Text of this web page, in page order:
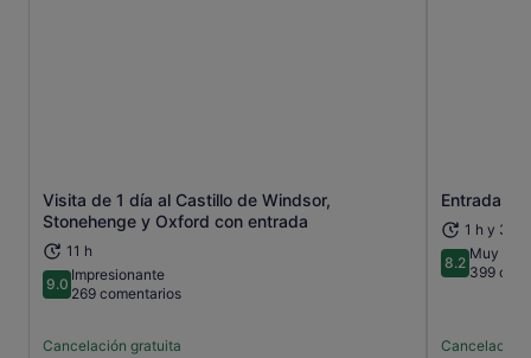
Visita de 1 día al Castillo de Windsor,
Stonehenge y Oxford con entrada
11 h
9.09.0 sobre 10
Impresionante
269 comentarios
Cancelación gratuita
Se abre en una pestaña nueva
Entradas
1 h y 30
8.28.2 sobre
Muy bien
399
Cancelación